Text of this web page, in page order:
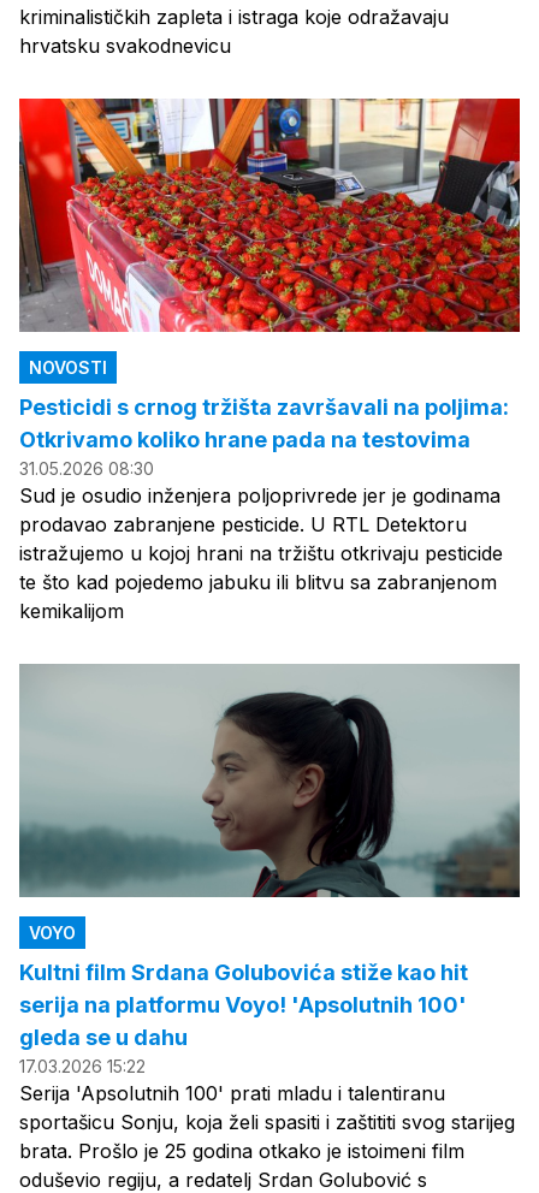
kriminalističkih zapleta i istraga koje odražavaju
hrvatsku svakodnevicu
NOVOSTI
Pesticidi s crnog tržišta završavali na poljima:
Otkrivamo koliko hrane pada na testovima
31.05.2026 08:30
Sud je osudio inženjera poljoprivrede jer je godinama
prodavao zabranjene pesticide. U RTL Detektoru
istražujemo u kojoj hrani na tržištu otkrivaju pesticide
te što kad pojedemo jabuku ili blitvu sa zabranjenom
kemikalijom
VOYO
Kultni film Srdana Golubovića stiže kao hit
serija na platformu Voyo! 'Apsolutnih 100'
gleda se u dahu
17.03.2026 15:22
Serija 'Apsolutnih 100' prati mladu i talentiranu
sportašicu Sonju, koja želi spasiti i zaštititi svog starijeg
brata. Prošlo je 25 godina otkako je istoimeni film
oduševio regiju, a redatelj Srdan Golubović s